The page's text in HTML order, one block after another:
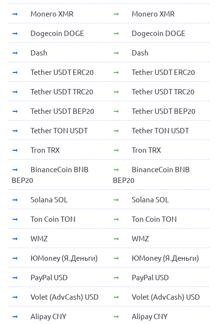
Monero XMR Monero XMR
Dogecoin DOGE Dogecoin DOGE
Dash Dash
Tether USDT ERC20 Tether USDT ERC20
Tether USDT TRC20 Tether USDT TRC20
Tether USDT BEP20 Tether USDT BEP20
Tether TON USDT Tether TON USDT
Tron TRX Tron TRX
BinanceCoin BNB
BEP20
BinanceCoin BNB
BEP20
Solana SOL Solana SOL
Ton Coin TON Ton Coin TON
WMZ WMZ
ЮMoney (Я.Деньги) ЮMoney (Я.Деньги)
PayPal USD PayPal USD
Volet (AdvCash) USD Volet (AdvCash) USD
Alipay CNY Alipay CNY